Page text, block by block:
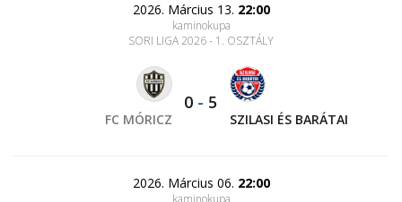
2026. Március 13. 22:00
kaminokupa
SORI LIGA 2026 - 1. OSZTÁLY
FC MÓRICZ
0 - 5
SZILASI ÉS BARÁTAI
2026. Március 06. 22:00